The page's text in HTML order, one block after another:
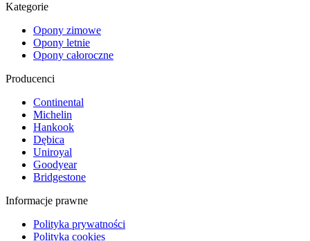
Kategorie
Opony zimowe
Opony letnie
Opony całoroczne
Producenci
Continental
Michelin
Hankook
Dębica
Uniroyal
Goodyear
Bridgestone
Informacje prawne
Polityka prywatności
Polityka cookies